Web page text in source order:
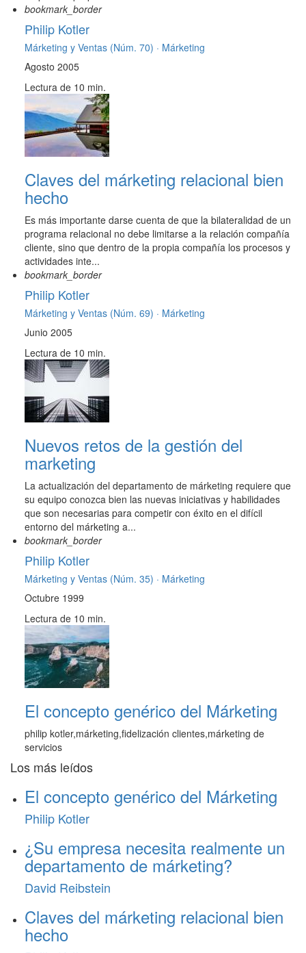
bookmark_border
Philip Kotler
Márketing y Ventas (Núm. 70) · Márketing
Agosto 2005
Lectura de 10 min.
Claves del márketing relacional bien
hecho
Es más importante darse cuenta de que la bilateralidad de un
programa relacional no debe limitarse a la relación compañía
cliente, sino que dentro de la propia compañía los procesos y
actividades inte...
bookmark_border
Philip Kotler
Márketing y Ventas (Núm. 69) · Márketing
Junio 2005
Lectura de 10 min.
Nuevos retos de la gestión del
marketing
La actualización del departamento de márketing requiere que
su equipo conozca bien las nuevas iniciativas y habilidades
que son necesarias para competir con éxito en el difícil
entorno del márketing a...
bookmark_border
Philip Kotler
Márketing y Ventas (Núm. 35) · Márketing
Octubre 1999
Lectura de 10 min.
El concepto genérico del Márketing
philip kotler,márketing,fidelización clientes,márketing de
servicios
Los más leídos
El concepto genérico del Márketing
Philip Kotler
¿Su empresa necesita realmente un
departamento de márketing?
David Reibstein
Claves del márketing relacional bien
hecho